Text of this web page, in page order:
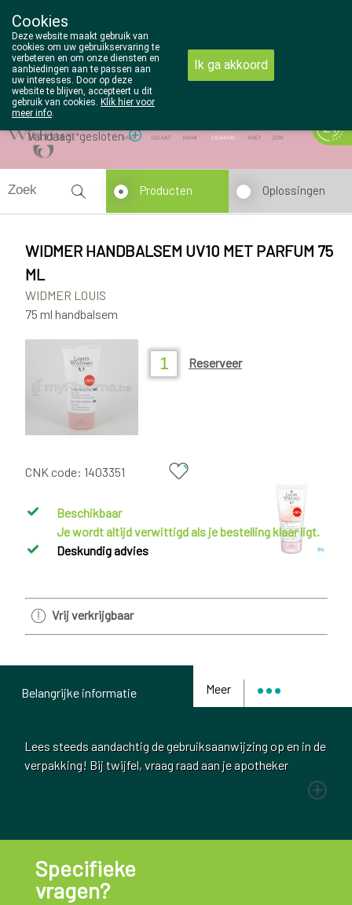
014/810298
Vandaag gesloten
Producten Oplossingen
WIDMER HANDBALSEM UV10 MET PARFUM 75
ML
WIDMER LOUIS
75 ml handbalsem
Reserveer
CNK code: 1403351
Beschikbaar
Je wordt altijd verwittigd als je bestelling klaar ligt.
Deskundig advies
Vrij verkrijgbaar
Meer
Belangrijke informatie
Lees steeds aandachtig de gebruiksaanwijzing op en in de
verpakking! Bij twijfel, vraag raad aan je apotheker
Specifieke
vragen?
Cookies
Deze website maakt gebruik van
cookies om uw gebruikservaring te
verbeteren en om onze diensten en
aanbiedingen aan te passen aan
uw interesses. Door op deze
website te blijven, accepteert u dit
gebruik van cookies. Klik hier voor
meer info.
Ik ga akkoord